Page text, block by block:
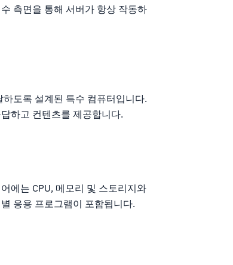
측면을 통해 서버가 항상 작동하
도록 설계된 특수 컴퓨터입니다.
하고 컨텐츠를 제공합니다.
에는 CPU, 메모리 및 스토리지와
응용 프로그램이 포함됩니다.